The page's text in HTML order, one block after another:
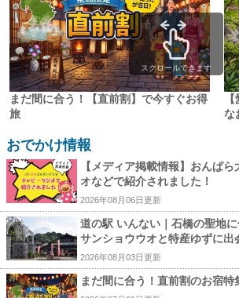
まだ間に合う！【直前割】で今すぐお得
旅
な
スクロールできます
おでかけ情報
【メディア掲載情報】おんぱ
オなどで紹介されました！
2026年08月06日更新
道の駅 いんない｜石橋の聖地
サンショウウオと特産ゆずに出
2026年08月03日更新
まだ間に合う！直前割のお宿特